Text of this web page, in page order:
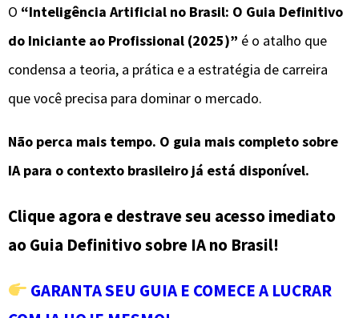
O “Inteligência Artificial no Brasil: O Guia Definitivo
do Iniciante ao Profissional (2025)” é o atalho que
condensa a teoria, a prática e a estratégia de carreira
que você precisa para dominar o mercado.
Não perca mais tempo. O guia mais completo sobre
IA para o contexto brasileiro já está disponível.
Clique agora e destrave seu acesso imediato
ao Guia Definitivo sobre IA no Brasil!
GARANTA SEU GUIA E COMECE A LUCRAR